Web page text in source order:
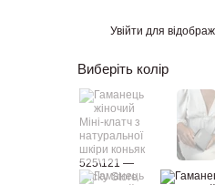
Увійти для
Виберіть колір